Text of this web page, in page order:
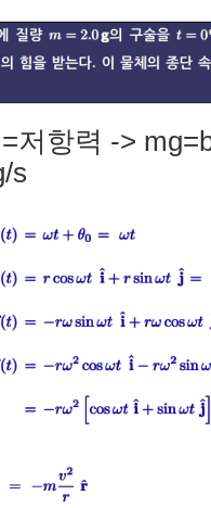
저항력 ->
s